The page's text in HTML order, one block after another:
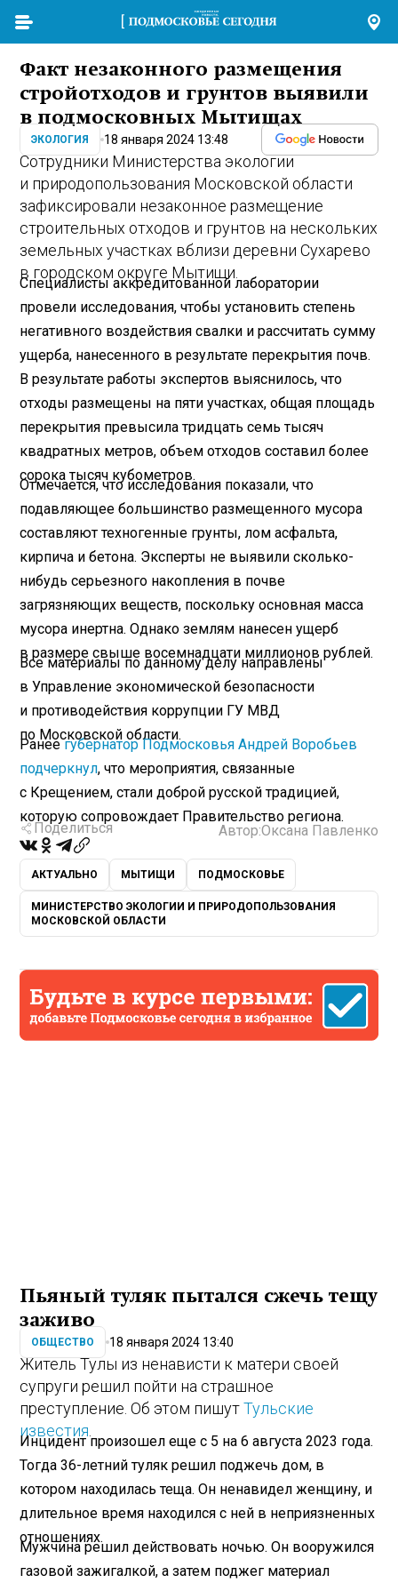
Факт незаконного размещения
стройотходов и грунтов выявили
в подмосковных Мытищах
ЭКОЛОГИЯ 18 января 2024 13:48
Сотрудники Министерства экологии
и природопользования Московской области
зафиксировали незаконное размещение
строительных отходов и грунтов на нескольких
земельных участках вблизи деревни Сухарево
в городском округе Мытищи.
Специалисты аккредитованной лаборатории
провели исследования, чтобы установить степень
негативного воздействия свалки и рассчитать сумму
ущерба, нанесенного в результате перекрытия почв.
В результате работы экспертов выяснилось, что
отходы размещены на пяти участках, общая площадь
перекрытия превысила тридцать семь тысяч
квадратных метров, объем отходов составил более
сорока тысяч кубометров.
Отмечается, что исследования показали, что
подавляющее большинство размещенного мусора
составляют техногенные грунты, лом асфальта,
кирпича и бетона. Эксперты не выявили сколько-
нибудь серьезного накопления в почве
загрязняющих веществ, поскольку основная масса
мусора инертна. Однако землям нанесен ущерб
в размере свыше восемнадцати миллионов рублей.
Все материалы по данному делу направлены
в Управление экономической безопасности
и противодействия коррупции ГУ МВД
по Московской области.
Ранеегубернатор Подмосковья Андрей Воробьев
подчеркнул, что мероприятия, связанные
с Крещением, стали доброй русской традицией,
которую сопровождает Правительство региона.
Поделиться Автор:Оксана Павленко
АКТУАЛЬНО МЫТИЩИ ПОДМОСКОВЬЕ
МИНИСТЕРСТВО ЭКОЛОГИИ И ПРИРОДОПОЛЬЗОВАНИЯ
МОСКОВСКОЙ ОБЛАСТИ
Пьяный туляк пытался сжечь тещу
заживо
ОБЩЕСТВО 18 января 2024 13:40
Житель Тулы из ненависти к матери своей
супруги решил пойти на страшное
преступление. Об этом пишутТульские
известия
Инцидент произошел еще с 5 на 6 августа 2023 года.
Тогда 36-летний туляк решил поджечь дом, в
котором находилась теща. Он ненавидел женщину, и
длительное время находился с ней в неприязненных
отношениях.
Мужчина решил действовать ночью. Он вооружился
газовой зажигалкой, а затем поджег материал